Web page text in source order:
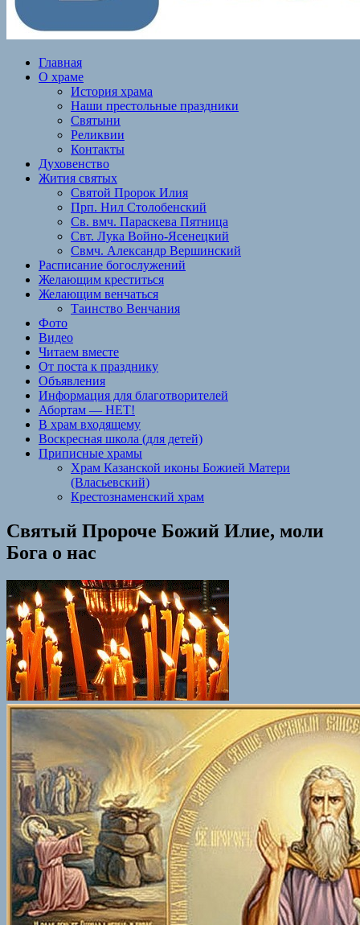
Главная
О храме
История храма
Наши престольные праздники
Святыни
Реликвии
Контакты
Духовенство
Жития святых
Святой Пророк Илия
Прп. Нил Столобенский
Св. вмч. Параскева Пятница
Свт. Лука Войно-Ясенецкий
Свмч. Александр Вершинский
Расписание богослужений
Желающим креститься
Желающим венчаться
Таинство Венчания
Фото
Видео
Читаем вместе
От поста к празднику
Объявления
Информация для благотворителей
Абортам — НЕТ!
В храм входящему
Воскресная школа (для детей)
Приписные храмы
Храм Казанской иконы Божией Матери
(Власьевский)
Крестознаменский храм
Святый Пророче Божий Илие, моли
Бога о нас